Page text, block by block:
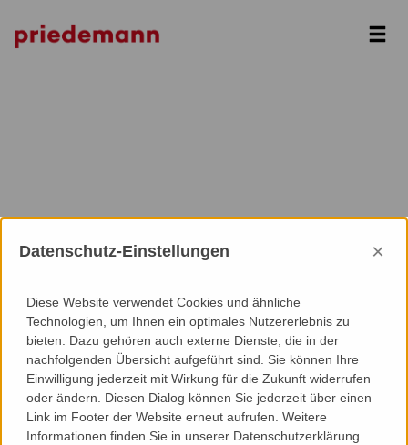
Datenschutz-Einstellungen ×
Diese Website verwendet Cookies und ähnliche
Technologien, um Ihnen ein optimales Nutzererlebnis zu
bieten. Dazu gehören auch externe Dienste, die in der
nachfolgenden Übersicht aufgeführt sind. Sie können Ihre
Einwilligung jederzeit mit Wirkung für die Zukunft widerrufen
oder ändern. Diesen Dialog können Sie jederzeit über einen
Link im Footer der Website erneut aufrufen. Weitere
Informationen finden Sie in unserer Datenschutzerklärung.